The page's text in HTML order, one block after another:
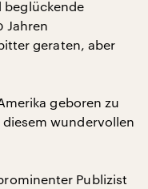
beglückende
Jahren
geraten, aber
geboren zu
wundervollen
Publizist